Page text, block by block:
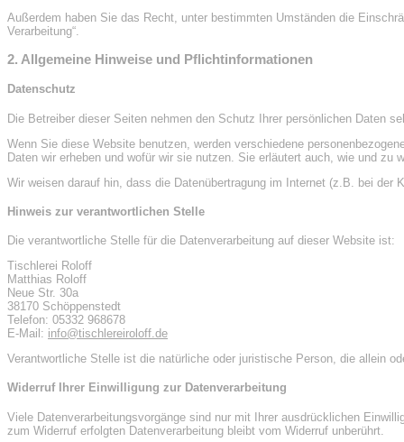
Außerdem haben Sie das Recht, unter bestimmten Umständen die
Verarbeitung“.
2. Allgemeine Hinweise und Pflichtinformationen
Datenschutz
Die Betreiber dieser Seiten nehmen den Schutz Ihrer persönlichen Daten
Wenn Sie diese Website benutzen, werden verschiedene
Daten wir erheben und wofür wir sie nutzen. Sie erläutert auch, wie und zu
Wir weisen darauf hin, dass die Datenübertragung im Internet (z.B. bei
Hinweis zur verantwortlichen Stelle
Die verantwortliche Stelle für die Datenverarbeitung auf dieser Website ist:
Tischlerei Roloff
Matthias Roloff
Neue Str. 30a
38170 Schöppenstedt
Telefon: 05332 968678
E-Mail: info@tischlereiroloff.de
Verantwortliche Stelle ist die natürliche oder juristische Person, die allein
Widerruf Ihrer Einwilligung zur Datenverarbeitung
Viele Datenverarbeitungsvorgänge sind nur mit Ihrer ausdrücklichen
zum Widerruf erfolgten Datenverarbeitung bleibt vom Widerruf unberührt.